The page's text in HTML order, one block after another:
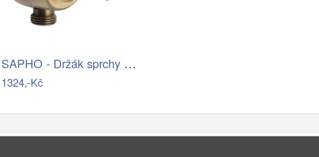
SAPHO - Držák sprchy kulatý, otočný, s…
1324,-Kč